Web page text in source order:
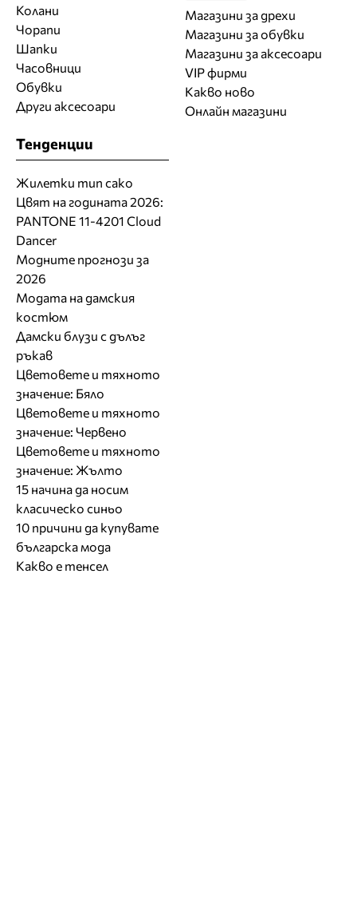
Колани
Чорапи
Шапки
Часовници
Обувки
Други аксесоари
Магазини за дрехи
Магазини за обувки
Магазини за aксесоари
VIP фирми
Какво ново
Онлайн магазини
Тенденции
Жилетки тип сако
Цвят на годината 2026:
PANTONE 11-4201 Cloud
Dancer
Модните прогнози за
2026
Модата на дамския
костюм
Дамски блузи с дълъг
ръкав
Цветовете и тяхното
значение: Бяло
Цветовете и тяхното
значение: Червено
Цветовете и тяхното
значение: Жълто
15 начина да носим
класическо синьо
10 причини да купувате
българска мода
Какво е тенсел